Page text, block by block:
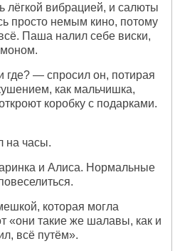
лёгкой вибрацией, и салюты
просто немым кино, потому
Паша налил себе виски,
— спросил он, потирая
как мальчишка,
коробку с подарками.
на часы.
и Алиса. Нормальные
которая могла
«они такие же шалавы, как и
всё путём».